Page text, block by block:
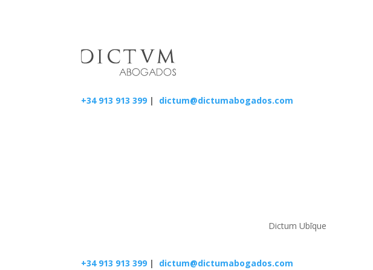
+34 913 913 399 | dictum@dictumabogados.com
Dictum Ubīque
+34 913 913 399 | dictum@dictumabogados.com